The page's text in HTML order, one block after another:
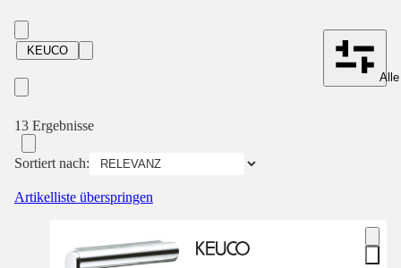
KEUCO
13 Ergebnisse
Sortiert nach:
Artikelliste überspringen